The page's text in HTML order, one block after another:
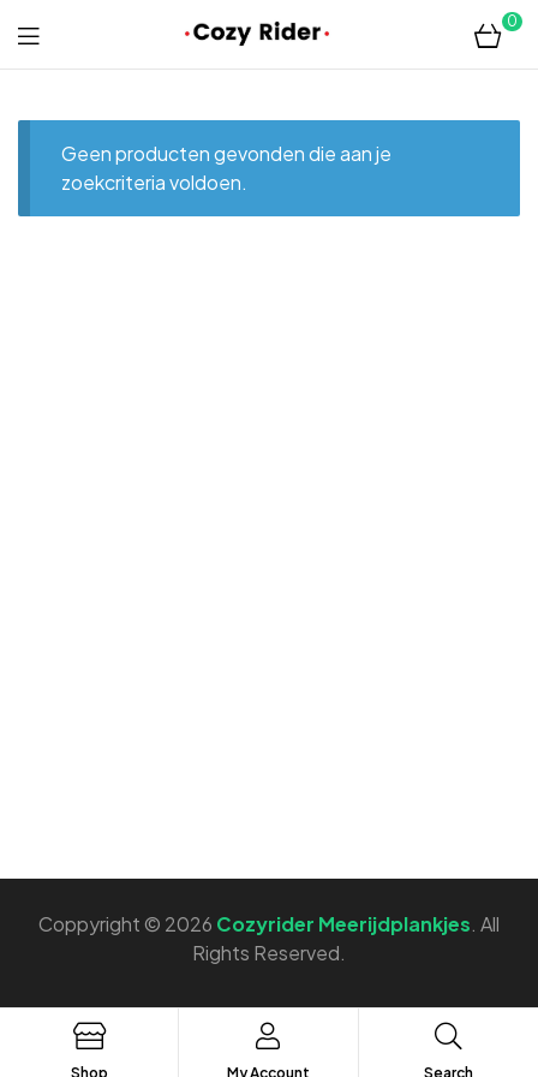
Cozyrider
Meerijdplankjes
0
Geen producten gevonden die aan je
zoekcriteria voldoen.
Coppyright © 2026 Cozyrider Meerijdplankjes. All
Rights Reserved.
Shop My Account Search